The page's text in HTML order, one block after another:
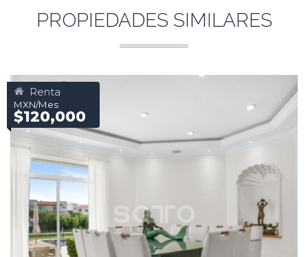
PROPIEDADES SIMILARES
Renta
MXN/Mes
$120,000